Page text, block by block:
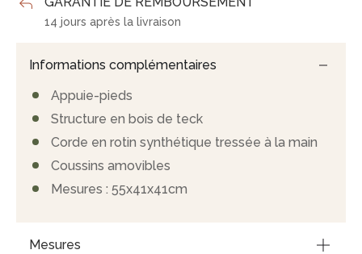
14 jours après la livraison
Informations complémentaires
Appuie-pieds
Structure en bois de teck
Corde en rotin synthétique tressée à la main
Coussins amovibles
Mesures : 55x41x41cm
Mesures